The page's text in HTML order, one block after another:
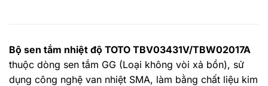
Bộ sen tắm nhiệt độ TOTO TBV03431V/TBW02017A
thuộc dòng sen tắm GG (Loại không vòi xả bồn), sử
dụng công nghệ van nhiệt SMA, làm bằng chất liệu kim